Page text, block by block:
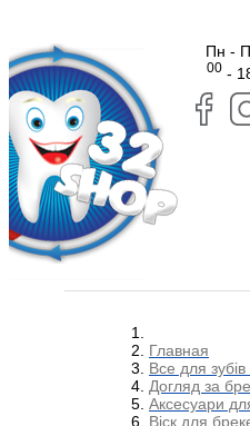
Пн -
00-
Главная
Все для зубів
Догляд за
Аксесуари
Віск для